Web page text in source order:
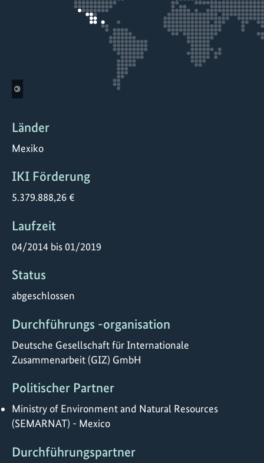
©
Länder
Mexiko
IKI Förderung
5.379.888,26 €
Laufzeit
04/2014 bis 01/2019
Status
abgeschlossen
Durchführungs -organisation
Deutsche Gesellschaft für Internationale
Zusammenarbeit (GIZ) GmbH
Politischer Partner
Ministry of Environment and Natural Resources
(SEMARNAT) - Mexico
Durchführungspartner